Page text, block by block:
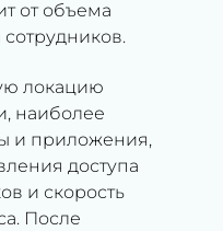
от объема
локацию
наиболее
и приложения,
доступа
и скорость
После